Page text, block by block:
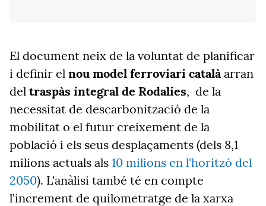
El document neix de la voluntat de planificar
i definir el nou model ferroviari catalàarran
del traspàs integral de Rodalies, de la
necessitat de descarbonització de la
mobilitat o el futur creixement de la
població i els seus desplaçaments (dels 8,1
milions actuals als 10 milions en l'horitzó del
2050). L'anàlisi també té en compte
l'increment de quilometratge de la xarxa